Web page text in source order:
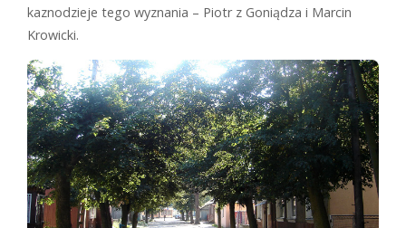
kaznodzieje tego wyznania – Piotr z Goniądza i Marcin
Krowicki.